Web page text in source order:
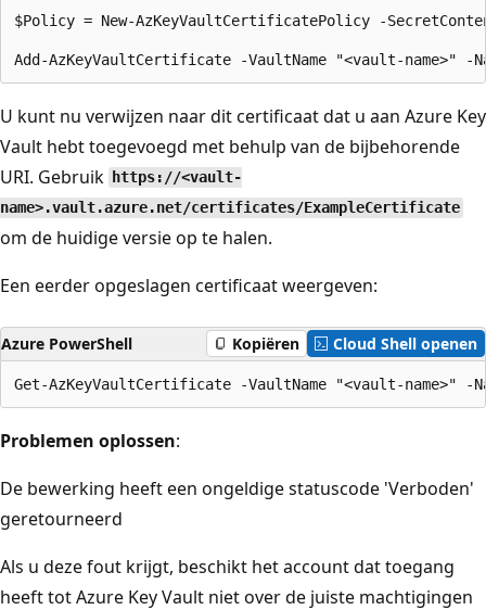
$Policy = New-AzKeyVaultCertificatePolicy -
U kunt nu verwijzen naar dit certificaat dat u aan Azure Key
Vault hebt toegevoegd met behulp van de bijbehorende
URI. Gebruik
https://<vault-
name>.vault.azure.net/certificates/ExampleCertificate
om de huidige versie op te halen.
Een eerder opgeslagen certificaat weergeven:
Azure PowerShell Kopiëren Cloud Shell openen
Problemen oplossen:
De bewerking heeft een ongeldige statuscode 'Verboden'
geretourneerd
Als u deze fout krijgt, beschikt het account dat toegang
heeft tot Azure Key Vault niet over de juiste machtigingen